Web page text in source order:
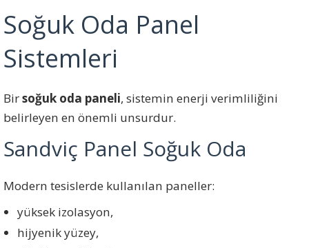
Soğuk Oda Panel
Sistemleri
Birsoğuk oda paneli, sistemin enerji verimliliğini
belirleyen en önemli unsurdur.
Sandviç Panel Soğuk Oda
Modern tesislerde kullanılan paneller:
yüksek izolasyon,
hijyenik yüzey,